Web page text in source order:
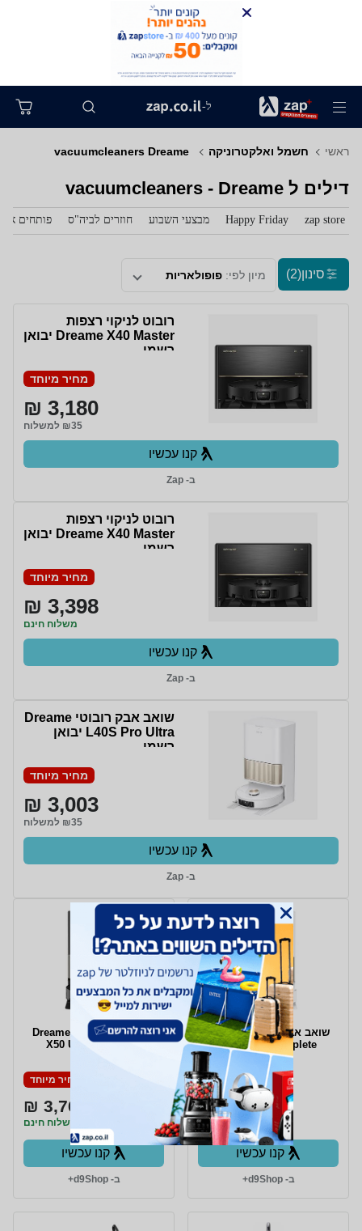
ל-
ראשי חשמל ואלקטרוניקה
דילים ל‏ vacuumcleaners - Dreame
zap store
Happy Friday מבצעי השבוע חוזרים לביה"ס פותחים את
סינון(2) מיון לפי: פופולאריות
‏רובוט לניקוי רצפות
Dreame X40 Master יבואן
רשמי
מחיר מיוחד
3,180 ₪
₪35 למשלוח
קנו עכשיו
ב- Zap
‏רובוט לניקוי רצפות
Dreame X40 Master יבואן
רשמי
מחיר מיוחד
3,398 ₪
משלוח חינם
קנו עכשיו
ב- Zap
‏שואב אבק רובוטי Dreame
L40S Pro Ultra יבואן
רשמי
מחיר מיוחד
3,003 ₪
₪35 למשלוח
קנו עכשיו
ב- Zap
‏שואב אבק רובוטי Dreame
X50 Ultra Complete
מחיר מיוחד
3,763 ₪
משלוח חינם
קנו עכשיו
ב- d9Shop+
‏שואב אבק רובוטי Dreame
X50 Ultra Complete
מחיר מיוחד
3,763 ₪
משלוח חינם
קנו עכשיו
ב- d9Shop+